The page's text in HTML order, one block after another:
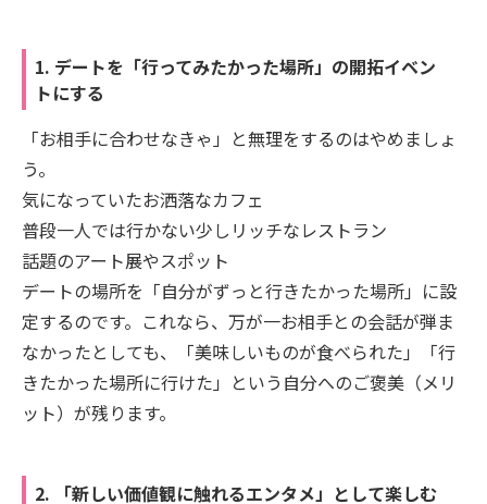
1. デートを「行ってみたかった場所」の開拓イベン
トにする
「お相手に合わせなきゃ」と無理をするのはやめましょ
う。
気になっていたお洒落なカフェ
普段一人では行かない少しリッチなレストラン
話題のアート展やスポット
デートの場所を「自分がずっと行きたかった場所」に設
定するのです。これなら、万が一お相手との会話が弾ま
なかったとしても、「美味しいものが食べられた」「行
きたかった場所に行けた」という自分へのご褒美（メリ
ット）が残ります。
2. 「新しい価値観に触れるエンタメ」として楽しむ